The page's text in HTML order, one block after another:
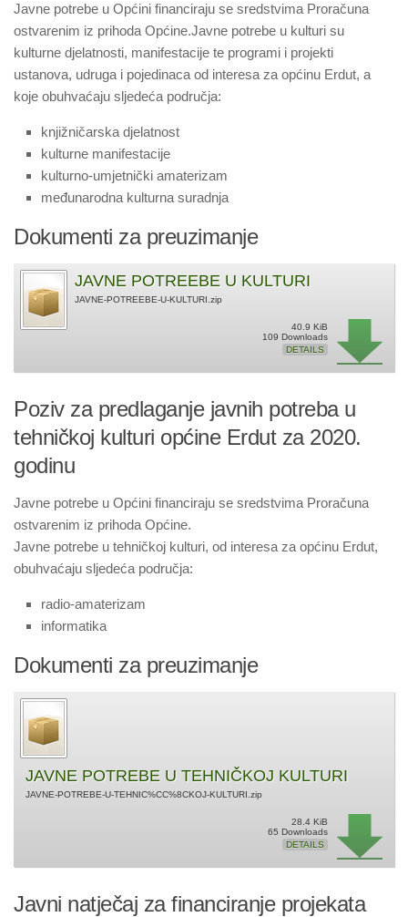
Javne potrebe u Općini financiraju se sredstvima Proračuna
ostvarenim iz prihoda Općine.Javne potrebe u kulturi su
kulturne djelatnosti, manifestacije te programi i projekti
ustanova, udruga i pojedinaca od interesa za općinu Erdut, a
koje obuhvaćaju sljedeća područja:
knjižničarska djelatnost
kulturne manifestacije
kulturno-umjetnički amaterizam
međunarodna kulturna suradnja
Dokumenti za preuzimanje
JAVNE POTREEBE U KULTURI
JAVNE-POTREEBE-U-KULTURI.zip
40.9 KiB
109 Downloads
DETAILS
Poziv za predlaganje javnih potreba u
tehničkoj kulturi općine Erdut za 2020.
godinu
Javne potrebe u Općini financiraju se sredstvima Proračuna
ostvarenim iz prihoda Općine.
Javne potrebe u tehničkoj kulturi, od interesa za općinu Erdut,
obuhvaćaju sljedeća područja:
radio-amaterizam
informatika
Dokumenti za preuzimanje
JAVNE POTREBE U TEHNIČKOJ KULTURI
JAVNE-POTREBE-U-TEHNIC%CC%8CKOJ-KULTURI.zip
28.4 KiB
65 Downloads
DETAILS
Javni natječaj za financiranje projekata